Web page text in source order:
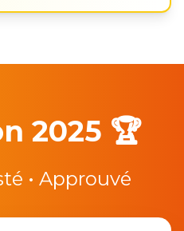
2025 🏆
• Approuvé